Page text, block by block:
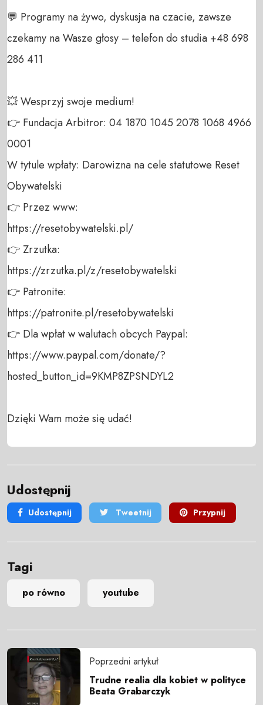
💬 Programy na żywo, dyskusja na czacie, zawsze
czekamy na Wasze głosy – telefon do studia +48 698
286 411
💥 Wesprzyj swoje medium!
👉 Fundacja Arbitror: 04 1870 1045 2078 1068 4966
0001
W tytule wpłaty: Darowizna na cele statutowe Reset
Obywatelski
👉 Przez www:
https://resetobywatelski.pl/
👉 Zrzutka:
https://zrzutka.pl/z/resetobywatelski
👉 Patronite:
https://patronite.pl/resetobywatelski
👉 Dla wpłat w walutach obcych Paypal:
https://www.paypal.com/donate/?
hosted_button_id=9KMP8ZPSNDYL2
Dzięki Wam może się udać!
Udostępnij
Udostępnij Tweetnij Przypnij
Tagi
po równo youtube
Poprzedni artykuł
Trudne realia dla kobiet w polityce
Beata Grabarczyk